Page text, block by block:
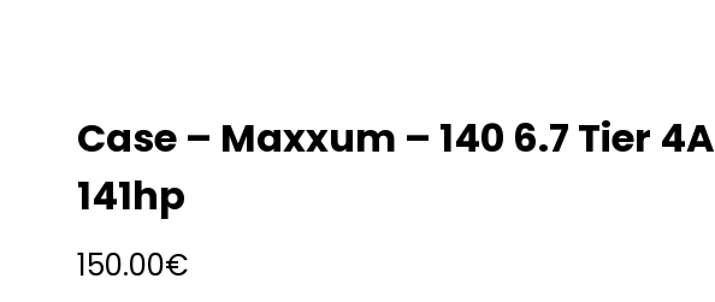
Case – Maxxum – 140 6.7 Tier 4A
141hp
150.00€